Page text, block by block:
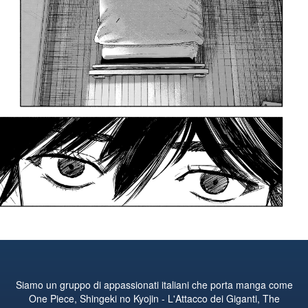
Siamo un gruppo di appassionati italiani che porta manga come
One Piece, Shingeki no Kyojin - L'Attacco dei Giganti, The